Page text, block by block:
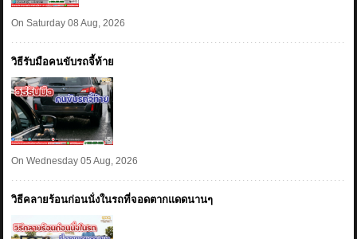
On Saturday 08 Aug, 2026
วิธีรับมือคนขับรถจี้ท้าย
On Wednesday 05 Aug, 2026
วิธีคลายร้อนก่อนนั่งในรถที่จอดตากแดดนานๆ